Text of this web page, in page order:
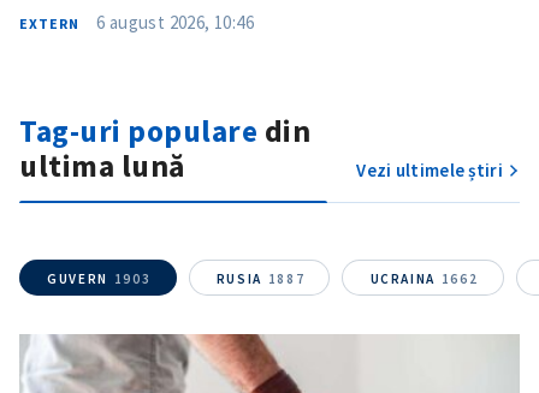
EXTERN 6 august 2026, 10:46
Tag-uri populare din
ultima lună
Vezi ultimele știri
GUVERN 1903 RUSIA 1887 UCRAINA 1662
Telefon
+ Telefon personal
Am citit și sunt de
acord cupolitica de
TRIMITE ȘTIREA